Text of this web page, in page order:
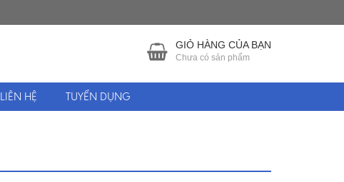
GIỎ HÀNG CỦA BẠN
Chưa có sản phẩm
LIÊN HỆ TUYỂN DỤNG